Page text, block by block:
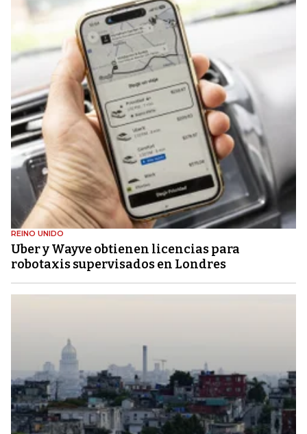
REINO UNIDO
Uber y Wayve obtienen licencias para
robotaxis supervisados ​​en Londres